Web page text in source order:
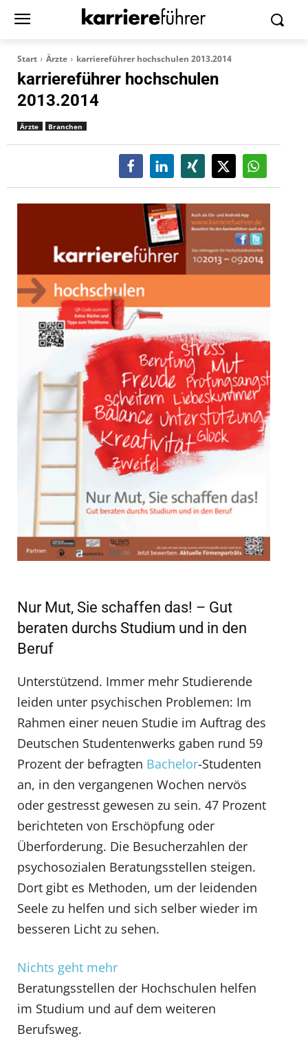
Start Ärzte karriereführer hochschulen 2013.2014
karriereführer hochschulen
2013.2014
Ärzte Branchen
Nur Mut, Sie schaffen das! – Gut
beraten durchs Studium und in den
Beruf
Unterstützend. Immer mehr Studierende
leiden unter psychischen Problemen: Im
Rahmen einer neuen Studie im Auftrag des
Deutschen Studentenwerks gaben rund 59
Prozent der befragten Bachelor-Studenten
an, in den vergangenen Wochen nervös
oder gestresst gewesen zu sein. 47 Prozent
berichteten von Erschöpfung oder
Überforderung. Die Besucherzahlen der
psychosozialen Beratungsstellen steigen.
Dort gibt es Methoden, um der leidenden
Seele zu helfen und sich selber wieder im
besseren Licht zu sehen.
Nichts geht mehr
Beratungsstellen der Hochschulen helfen
im Studium und auf dem weiteren
Berufsweg.